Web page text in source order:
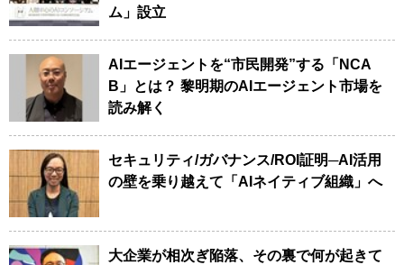
ム」設立
AIエージェントを“市民開発”する「NCA
B」とは？ 黎明期のAIエージェント市場を
読み解く
セキュリティ/ガバナンス/ROI証明─AI活用
の壁を乗り越えて「AIネイティブ組織」へ
大企業が相次ぎ陥落、その裏で何が起きて